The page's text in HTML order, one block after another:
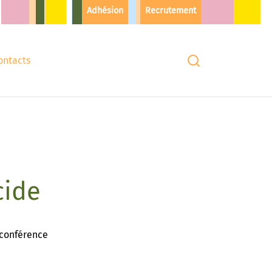
Adhésion Recrutement